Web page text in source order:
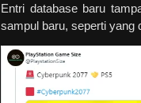
Entri database baru
sampul baru, seperti yang